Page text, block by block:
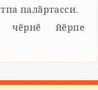
палӑртасси.
чӗрнӗ йӗрпе